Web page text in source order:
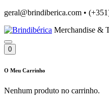
geral@brindiberica.com •
Merchandise &
0
O Meu Carrinho
Nenhum produto no carrinho.